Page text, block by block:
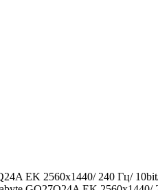
EK 2560x1440/ 240 Гц/